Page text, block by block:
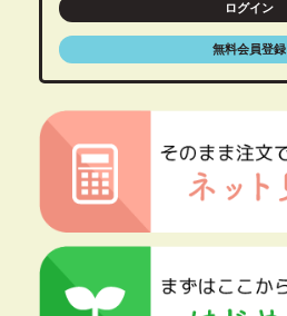
ログイン
無料会員登録